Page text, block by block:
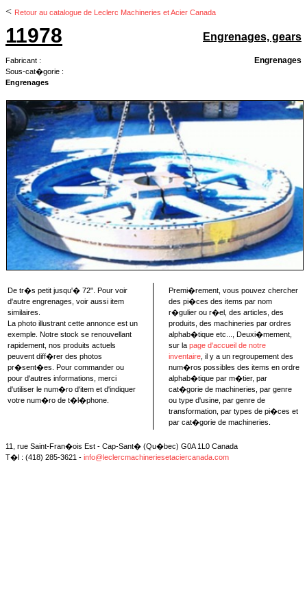
< Retour au catalogue de Leclerc Machineries et Acier Canada
11978
Fabricant :
Sous-cat�gorie :
Engrenages
Engrenages, gears
Engrenages
De tr�s petit jusqu'� 72". Pour voir
d'autre engrenages, voir aussi item
similaires.
La photo illustrant cette annonce est un
exemple. Notre stock se renouvellant
rapidement, nos produits actuels
peuvent diff�rer des photos
pr�sent�es. Pour commander ou
pour d'autres informations, merci
d'utiliser le num�ro d'item et d'indiquer
votre num�ro de t�l�phone.
Premi�rement, vous pouvez chercher
des pi�ces des items par nom
r�gulier ou r�el, des articles, des
produits, des machineries par ordres
alphab�tique etc..., Deuxi�mement,
sur la page d'accueil de notre
inventaire , il y a un regroupement des
num�ros possibles des items en ordre
alphab�tique par m�tier, par
cat�gorie de machineries, par genre
ou type d'usine, par genre de
transformation, par types de pi�ces et
par cat�gorie de machineries.
11, rue Saint-Fran�ois Est - Cap-Sant� (Qu�bec) G0A 1L0 Canada
T�l : (418) 285-3621 - info@leclercmachineriesetaciercanada.com